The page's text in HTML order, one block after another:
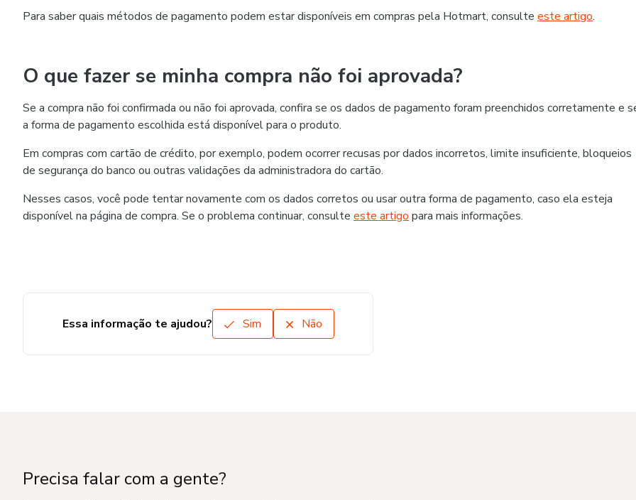
Para saber quais métodos de pagamento podem estar disponíveis em compras pela Hotmart, consulte este artigo.
O que fazer se minha compra não foi aprovada?
Se a compra não foi confirmada ou não foi aprovada, confira se os dados de pagamento foram preenchidos corretamente e
a forma de pagamento escolhida está disponível para o produto.
Em compras com cartão de crédito, por exemplo, podem ocorrer recusas por dados incorretos, limite insuficiente, bloqueios
de segurança do banco ou outras validações da administradora do cartão.
Nesses casos, você pode tentar novamente com os dados corretos ou usar outra forma de pagamento, caso ela esteja
disponível na página de compra. Se o problema continuar, consulte este artigo para mais informações.
Essa informação te ajudou? Sim Não
Precisa falar com a gente?